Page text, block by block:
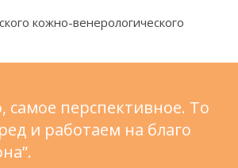
кожно-венерологического
самое перспективное. То
и работаем на благо